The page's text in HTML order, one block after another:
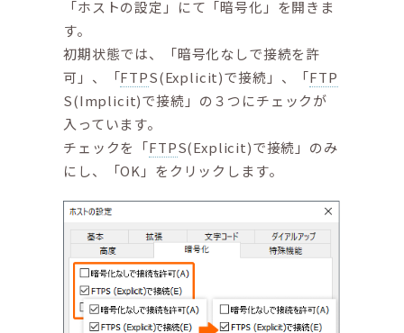
「ホストの設定」にて「暗号化」を開きま
す。
初期状態では、「暗号化なしで接続を許
可」、「FTPS(Explicit)で接続」、「FTP
S(Implicit)で接続」の３つにチェックが
入っています。
チェックを「FTPS(Explicit)で接続」のみ
にし、「OK」をクリックします。